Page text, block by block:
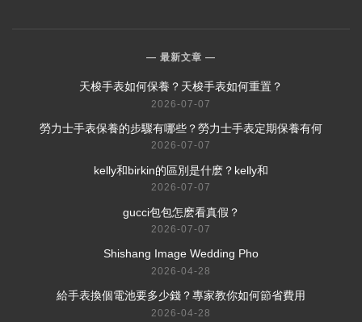
最新文章
​天梭手表如何保養？天梭手表如何重置？
2026-07-07
​勞力士手表保養的步驟有哪些？勞力士手表定期保養有何
2026-07-07
​kelly和birkin的區別是什麽？kelly和
2026-07-07
​gucci包包怎麽看真假？
2026-07-07
Shishang Image Wedding Pho
2026-04-28
給手表換個電池要多少錢？專家教你如何節省費用
2026-04-28